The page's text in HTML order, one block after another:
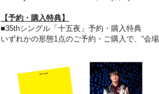
【予約・購入特典】
■35thシングル「十五夜」予約・購入特典
いずれかの形態1点のご予約・ご購入で、“会